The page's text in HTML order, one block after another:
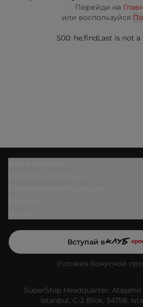
Перейди на
или воспользуйся
500: he.findLast is not
Вступай в
Условия бонусной
SuperStep Headquarter:
İstanbul, C-2 Blok, 34758,